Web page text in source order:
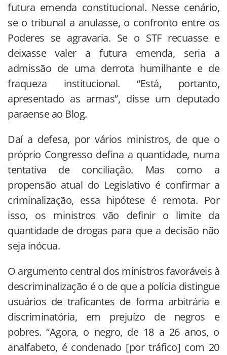
futura emenda constitucional. Nesse cenário,
se o tribunal a anulasse, o confronto entre os
Poderes se agravaria. Se o STF recuasse e
deixasse valer a futura emenda, seria a
admissão de uma derrota humilhante e de
fraqueza institucional. “Está, portanto,
apresentado as armas”, disse um deputado
paraense ao Blog.
Daí a defesa, por vários ministros, de que o
próprio Congresso defina a quantidade, numa
tentativa de conciliação. Mas como a
propensão atual do Legislativo é confirmar a
criminalização, essa hipótese é remota. Por
isso, os ministros vão definir o limite da
quantidade de drogas para que a decisão não
seja inócua.
O argumento central dos ministros favoráveis à
descriminalização é o de que a polícia distingue
usuários de traficantes de forma arbitrária e
discriminatória, em prejuízo de negros e
pobres. “Agora, o negro, de 18 a 26 anos, o
analfabeto, é condenado [por tráfico] com 20